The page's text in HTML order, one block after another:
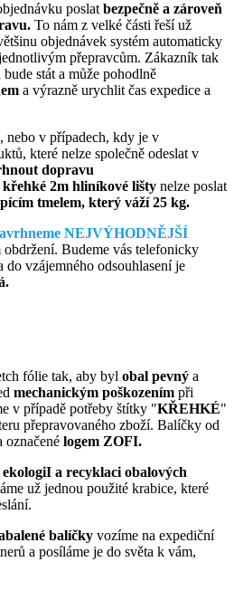
poslatbezpečně a zároveň
To nám z velké části řeší už
objednávek systém automaticky
přepravcům. Zákazník tak
stát a může pohodlně
a výrazně urychlit čas expedice a
nebo v případech, kdy je v
které nelze společně odeslat v
dopravu
křehké 2m hliníkové lišty nelze poslat
tmelem, který váží 25 kg.
NEJVÝHODNĚJŠÍ
obdržení. Budeme vás telefonicky
vzájemného odsouhlasení je
fólie tak, aby byl obal pevný a
mechanickým poškozením při
v případě potřeby štítky "KŘEHKÉ"
přepravovaného zboží. Balíčky od
označené logem ZOFI.
a recyklaci obalových
už jednou použité krabice, které
balíčky vozíme na expediční
a posíláme je do světa k vám,